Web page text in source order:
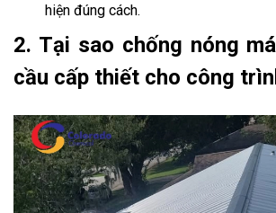
hiện đúng cách.
2. Tại sao chống nóng
cầu cấp thiết cho công